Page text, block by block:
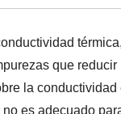
que
la
es adecuado